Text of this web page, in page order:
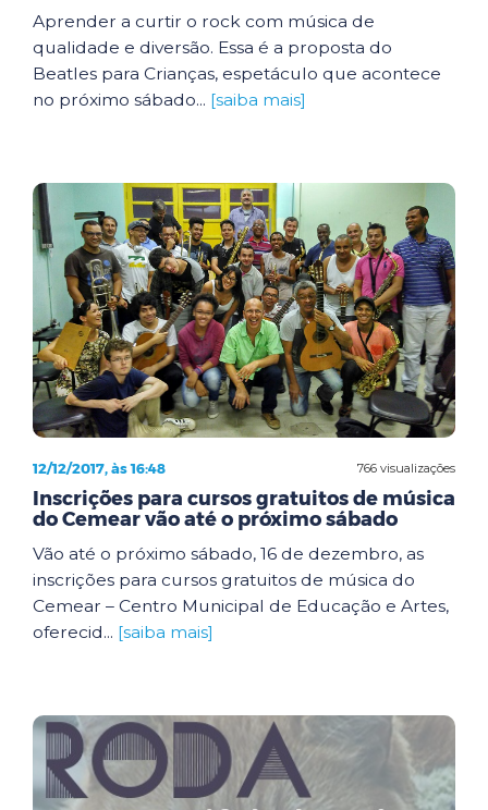
Aprender a curtir o rock com música de
qualidade e diversão. Essa é a proposta do
Beatles para Crianças, espetáculo que acontece
no próximo sábado... [saiba mais]
766 visualizações
12/12/2017, às 16:48
Inscrições para cursos gratuitos de música
do Cemear vão até o próximo sábado
Vão até o próximo sábado, 16 de dezembro, as
inscrições para cursos gratuitos de música do
Cemear – Centro Municipal de Educação e Artes,
oferecid... [saiba mais]